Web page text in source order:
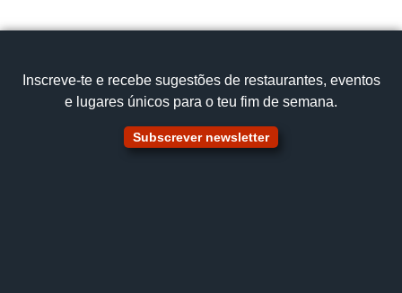
Inscreve‑te e recebe sugestões de restaurantes, eventos
e lugares únicos para o teu fim de semana.
Subscrever newsletter